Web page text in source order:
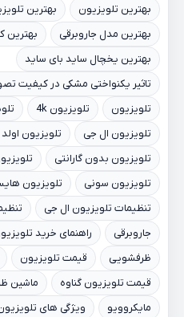
بهترین تلویزیون
بهترین
بهترین مدل جاروبرقی
بهترین
بهترین یخچال ساید بای ساید
تاثیر یکنواختی مشکی در کیفیت
تلویزیون
تلویزیون 4k
تلویزیون ال جی
تلویزیون
تلویزیون بدون گارانتی
تلویزیون سونی
تلویزیون
تنظیمات تلویزیون ال جی
جاروبرقی
راهنمای خرید
ظرفشویی
قیمت تلویزیون
قیمت تلویزیون گناوه
ماشین
مایکروویو
ویژگی های